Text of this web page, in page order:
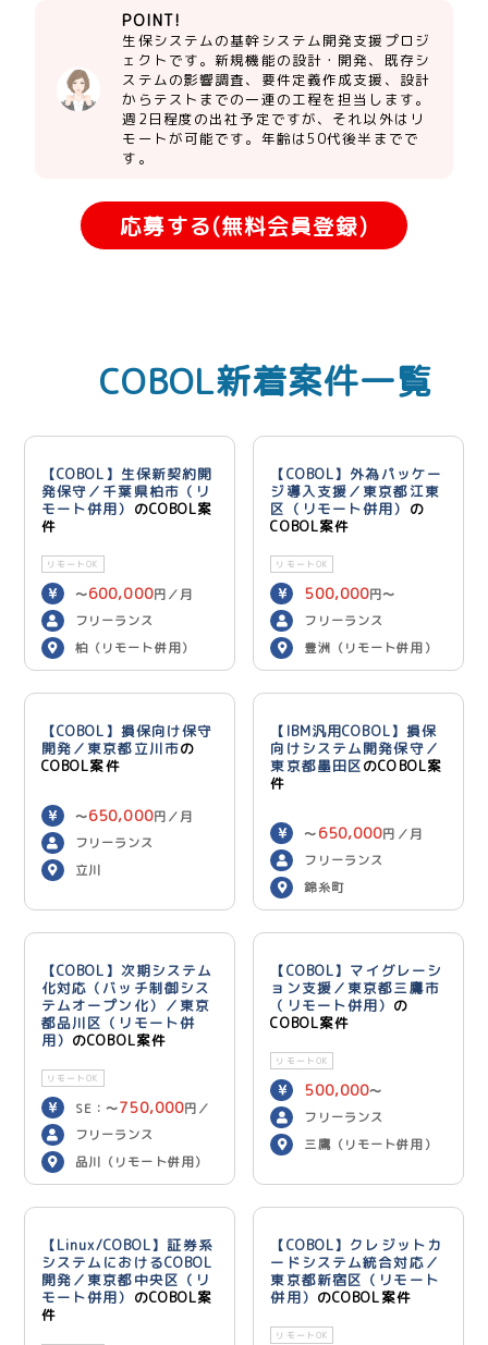
POINT!
生保システムの基幹システム開発支援プロジ
ェクトです。新規機能の設計・開発、既存シ
ステムの影響調査、要件定義作成支援、設計
からテストまでの一連の工程を担当します。
週2日程度の出社予定ですが、それ以外はリ
モートが可能です。年齢は50代後半までで
す。
応募する(無料会員登録)
COBOL新着案件一覧
【COBOL】生保新契約開
発保守／千葉県柏市（リ
モート併用） のCOBOL案
件
リモートOK
〜600,000円／月
フリーランス
柏（リモート併用）
【COBOL】外為パッケー
ジ導入支援／東京都江東
区（リモート併用） の
COBOL案件
リモートOK
500,000円〜
600,000 円／月
フリーランス
豊洲（リモート併用）
【COBOL】損保向け保守
開発／東京都立川市の
COBOL案件
〜650,000円／月
フリーランス
立川
【IBM汎用COBOL】損保
向けシステム開発保守／
東京都墨田区のCOBOL案
件
〜 650,000円／月
フリーランス
錦糸町
【COBOL】次期システム
化対応（バッチ制御シス
テムオープン化）／東京
都品川区（リモート併
用） のCOBOL案件
リモートOK
SE：〜750,000円／
月 PG：〜700,000
／月
フリーランス
品川（リモート併用）
【COBOL】マイグレーシ
ョン支援／東京都三鷹市
（リモート併用） の
COBOL案件
リモートOK
500,000〜
600,000 円／月
フリーランス
三鷹（リモート併用）
【Linux/COBOL】証券系
システムにおけるCOBOL
開発／東京都中央区（リ
モート併用） のCOBOL案
件
【COBOL】クレジットカ
ードシステム統合対応／
東京都新宿区（リモート
併用） のCOBOL案件
リモートOK